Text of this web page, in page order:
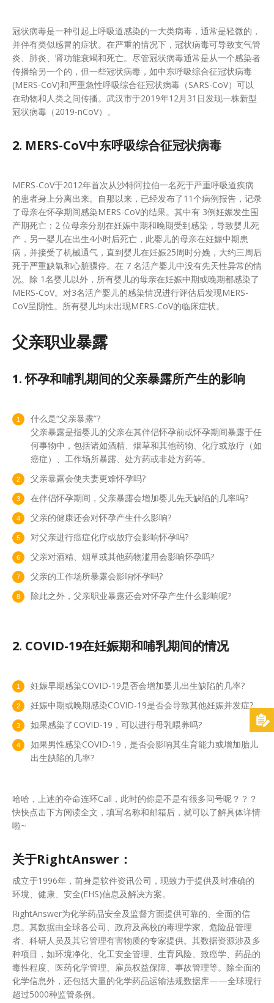
冠状病毒是一种引起上呼吸道感染的一大类病毒，通常是轻微的，
并伴有类似感冒的症状。在严重的情况下，冠状病毒可导致支气管
炎、肺炎、肾功能衰竭和死亡。尽管冠状病毒通常是从一个感染者
传播给另一个的，但一些冠状病毒，如中东呼吸综合征冠状病毒
(MERS-CoV)和严重急性呼吸综合征冠状病毒（SARS-CoV）可以
在动物和人类之间传播。武汉市于2019年12月31日发现一株新型
冠状病毒（2019-nCoV）。
2. MERS-CoV中东呼吸综合征冠状病毒
MERS-CoV于2012年首次从沙特阿拉伯一名死于严重呼吸道疾病
的患者身上分离出来。自那以来，已经发布了11个病例报告，记录
了母亲在怀孕期间感染MERS-CoV的结果。其中有 3例妊娠发生围
产期死亡：2 位母亲分别在妊娠中期和晚期受到感染，导致婴儿死
产，另一婴儿在出生4小时后死亡，此婴儿的母亲在妊娠中期患
病，并接受了机械通气，直到婴儿在妊娠25周时分娩，大约三周后
死于严重缺氧和心脏骤停。在 7 名活产婴儿中没有先天性异常的情
况。除 1名婴儿以外，所有婴儿的母亲在妊娠中期或晚期都感染了
MERS-CoV。对3名活产婴儿的感染情况进行评估后发现MERS-
CoV呈阴性。所有婴儿均未出现MERS-CoV的临床症状。
父亲职业暴露
1. 怀孕和哺乳期间的父亲暴露所产生的影响
什么是“父亲暴露”?
父亲暴露是指婴儿的父亲在其伴侣怀孕前或怀孕期间暴露于任
何事物中，包括诸如酒精、烟草和其他药物、化疗或放疗（如
癌症）、工作场所暴露、处方药或非处方药等。
父亲暴露会使夫妻更难怀孕吗?
在伴侣怀孕期间，父亲暴露会增加婴儿先天缺陷的几率吗?
父亲的健康还会对怀孕产生什么影响?
对父亲进行癌症化疗或放疗会影响怀孕吗?
父亲对酒精、烟草或其他药物滥用会影响怀孕吗?
父亲的工作场所暴露会影响怀孕吗?
除此之外，父亲职业暴露还会对怀孕产生什么影响呢?
2. COVID-19在妊娠期和哺乳期间的情况
妊娠早期感染COVID-19是否会增加婴儿出生缺陷的几率?
妊娠中期或晚期感染COVID-19是否会导致其他妊娠并发症?
如果感染了COVID-19，可以进行母乳喂养吗?
如果男性感染COVID-19，是否会影响其生育能力或增加胎儿
出生缺陷的几率?
哈哈，上述的夺命连环Call，此时的你是不是有很多问号呢？？？
快快点击下方阅读全文，填写名称和邮箱后，就可以了解具体详情
啦~
关于RightAnswer：
成立于1996年，前身是软件资讯公司，现致力于提供及时准确的
环境、健康、安全(EHS)信息及解决方案。
RightAnswer为化学药品安全及监督方面提供可靠的、全面的信
息。其数据由全球各公司、政府及高校的毒理学家、危险品管理
者、科研人员及其它管理有害物质的专家提供。其数据资源涉及多
种项目，如环境净化、化工安全管理、生育风险、致癌学、药品的
毒性程度、医药化学管理、雇员权益保障、事故管理等。除全面的
化学信息外，还包括大量的化学药品运输法规数据库——全球现行
超过5000种监管条例。